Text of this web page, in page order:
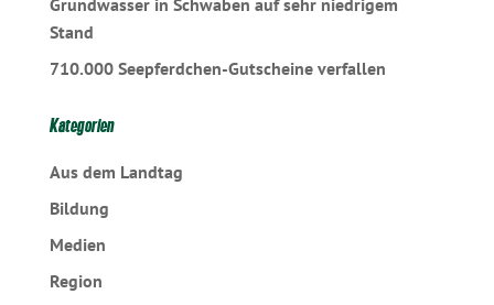
Grundwasser in Schwaben auf sehr niedrigem
Stand
710.000 Seepferdchen-Gutscheine verfallen
Kategorien
Aus dem Landtag
Bildung
Medien
Region